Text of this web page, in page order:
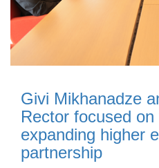
Givi Mikhanadze
Rector focused
expanding higher
partnership